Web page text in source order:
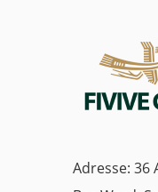
Adresse: 36